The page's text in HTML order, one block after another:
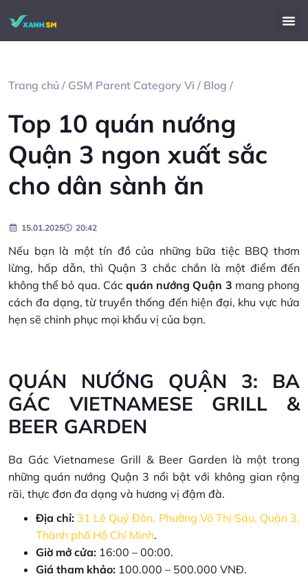
Trang chủ / GSM Parent Category Vi / Blog /
Top 10 quán nướng
Quận 3 ngon xuất sắc
cho dân sành ăn
15.01.2025 20:42
Nếu bạn là một tín đồ của những bữa tiệc BBQ thơm
lừng, hấp dẫn, thì Quận 3 chắc chắn là một điểm đến
không thể bỏ qua. Các quán nướng Quận 3 mang phong
cách đa dạng, từ truyền thống đến hiện đại, khu vực hứa
hẹn sẽ chinh phục mọi khẩu vị của bạn.
QUÁN NƯỚNG QUẬN 3: BA
GÁC VIETNAMESE GRILL &
BEER GARDEN
Ba Gác Vietnamese Grill & Beer Garden là một trong
những quán nướng Quận 3 nổi bật với không gian rộng
rãi, thực đơn đa dạng và hương vị đậm đà.
Địa chỉ: 31 Lê Quý Đôn, Phường Võ Thị Sáu, Quận 3,
Thành phố Hồ Chí Minh.
Giờ mở cửa: 16:00 – 00:00.
Giá tham khảo: 100.000 – 500.000 VNĐ.